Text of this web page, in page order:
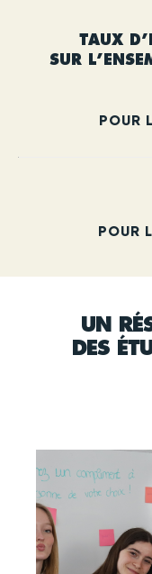
TAUX
SUR
POUR
POUR
UN
DES